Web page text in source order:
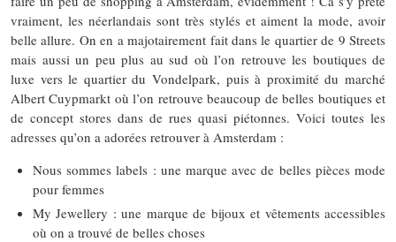
vraiment, les néerlandais sont très stylés et aiment la mode, avoir
belle allure. On en a majotairement fait dans le quartier de 9 Streets
mais aussi un peu plus au sud où l’on retrouve les boutiques de
luxe vers le quartier du Vondelpark, puis à proximité du marché
Albert Cuypmarkt où l’on retrouve beaucoup de belles boutiques et
de concept stores dans de rues quasi piétonnes. Voici toutes les
adresses qu’on a adorées retrouver à Amsterdam :
Nous sommes labels : une marque avec de belles pièces mode
pour femmes
My Jewellery : une marque de bijoux et vêtements accessibles
où on a trouvé de belles choses